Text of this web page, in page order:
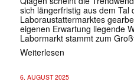
sich längerfristig aus dem Tal
Laboraustattermarktes
eigenen Erwartung liegende
Labormarkt stammt zum
Weiterlesen
6. AUGUST 2025